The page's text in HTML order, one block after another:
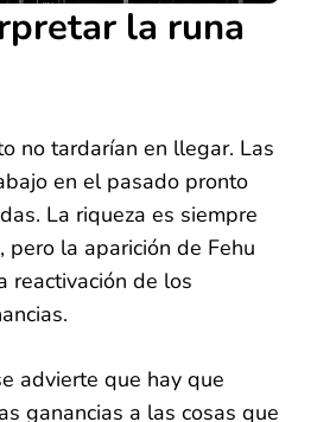
la runa
no tardarían en llegar. Las
en el pasado pronto
La riqueza es siempre
pero la aparición de Fehu
reactivación de los
advierte que hay que
ganancias a las cosas que